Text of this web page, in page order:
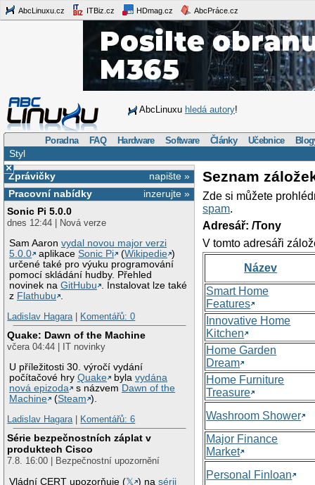
AbcLinuxu.cz ITBiz.cz HDmag.cz AbcPráce.cz
AbcLinuxu hledá autory!
Poradna FAQ Hardware Software Články Učebnice
Styl
×
napište »
Zprávičky
inzerujte »
Pracovní nabídky
Sonic Pi 5.0.0
dnes 12:44 | Nová verze
Sam Aaronvydal novou major verzi
5.0.0
aplikaceSonic Pi (Wikipedie )
určené také pro výuku programování
pomocí skládání hudby. Přehled
novinek naGitHubu
. Instalovat lze také
z Flathubu
Ladislav Hagara| Komentářů: 0
Quake: Dawn of the Machine
včera 04:44 | IT novinky
U příležitosti 30. výročí vydání
počítačové hryQuake bylavydána
nová epizoda
s názvem Dawn of the
Machine
(Steam ).
Ladislav Hagara| Komentářů: 6
Série bezpečnostních záplat v
produktech Cisco
7.8. 16:00 | Bezpečnostní upozornění
Vládní CERT upozorňuje (𝕏 ) nasérii
Seznam
Zde si můžete
spam.
Adresář: /Tony
V tomto adresáři
Název
Smart Home
Features
Innovative Home
Kitchen
Home Garden
Dream
Home Furniture
Treasure
Washroom Shower
Major Finance
Market
Personal Finloan